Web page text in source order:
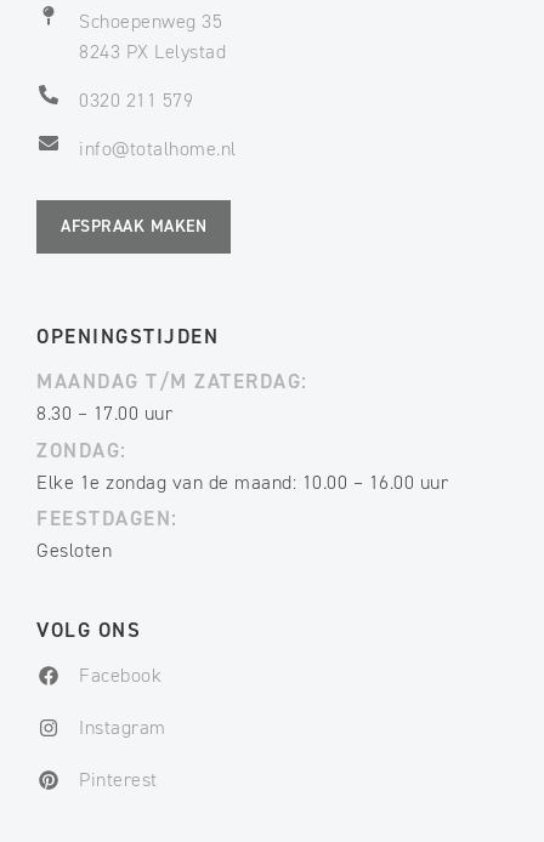
Schoepenweg 35
8243 PX Lelystad
0320 211 579
info@totalhome.nl
AFSPRAAK MAKEN
OPENINGSTIJDEN
MAANDAG T/M ZATERDAG:
8.30 – 17.00 uur
ZONDAG:
Elke 1e zondag van de maand: 10.00 – 16.00 uur
FEESTDAGEN:
Gesloten
VOLG ONS
Facebook
Instagram
Pinterest